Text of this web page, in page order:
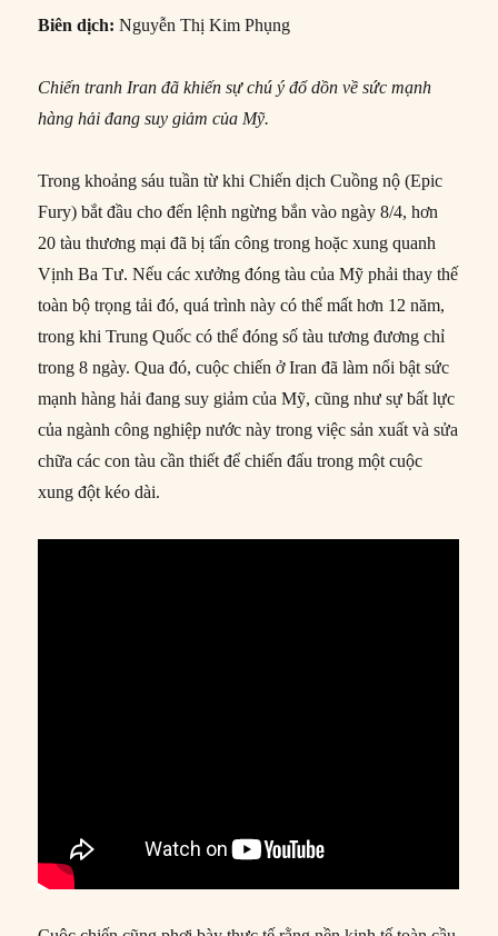
Biên dịch:Nguyễn Thị Kim Phụng
Chiến tranh Iran đã khiến sự chú ý đổ dồn về sức mạnh
hàng hải đang suy giảm của Mỹ.
Trong khoảng sáu tuần từ khi Chiến dịch Cuồng nộ (Epic
Fury) bắt đầu cho đến lệnh ngừng bắn vào ngày 8/4, hơn
20 tàu thương mại đã bị tấn công trong hoặc xung quanh
Vịnh Ba Tư. Nếu các xưởng đóng tàu của Mỹ phải thay thế
toàn bộ trọng tải đó, quá trình này có thể mất hơn 12 năm,
trong khi Trung Quốc có thể đóng số tàu tương đương chỉ
trong 8 ngày. Qua đó, cuộc chiến ở Iran đã làm nổi bật sức
mạnh hàng hải đang suy giảm của Mỹ, cũng như sự bất lực
của ngành công nghiệp nước này trong việc sản xuất và sửa
chữa các con tàu cần thiết để chiến đấu trong một cuộc
xung đột kéo dài.